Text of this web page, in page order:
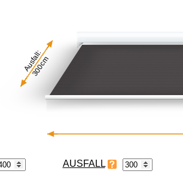
Ausfall:
300cm